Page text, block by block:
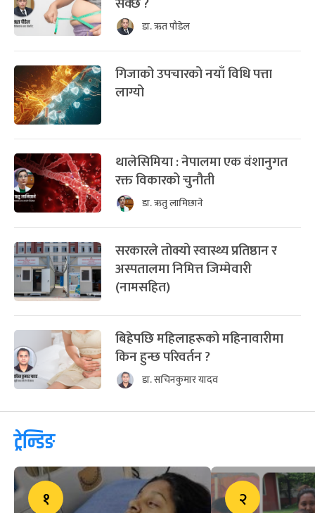
डा. ऋत पौडेल
गिजाको उपचारको नयाँ विधि पत्ता
लाग्यो
थालेसिमिया : नेपालमा एक वंशानुगत
रक्त विकारको चुनौती
डा. ऋतु लामिछाने
सरकारले तोक्यो स्वास्थ्य प्रतिष्ठान र
अस्पतालमा निमित्त जिम्मेवारी
(नामसहित)
बिहेपछि महिलाहरूको महिनावारीमा
किन हुन्छ परिवर्तन ?
डा. सचिनकुमार यादव
ट्रेन्डिङ
१ २